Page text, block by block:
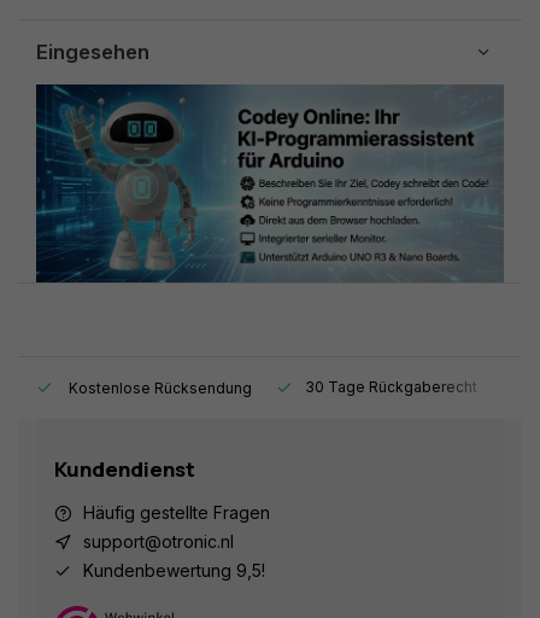
Eingesehen
Kostenlose Rücksendung 30 Tage Rückgaberecht
Kundendienst
Häufig gestellte Fragen
support@otronic.nl
Kundenbewertung 9,5!